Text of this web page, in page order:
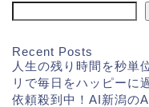
Recent Posts
人生の残り時間を秒単
リで毎日をハッピーに
依頼殺到中！AI新潟の